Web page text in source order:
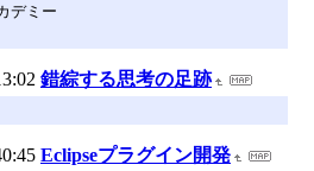
デミー
錯綜する思考の足跡
Eclipseプラグイン開発